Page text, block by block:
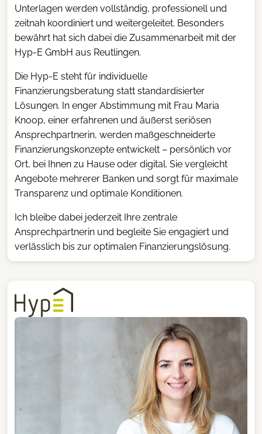
Unterlagen werden vollständig, professionell und
zeitnah koordiniert und weitergeleitet. Besonders
bewährt hat sich dabei die Zusammenarbeit mit der
Hyp-E GmbH aus Reutlingen.
Die Hyp-E steht für individuelle
Finanzierungsberatung statt standardisierter
Lösungen. In enger Abstimmung mit Frau Maria
Knoop, einer erfahrenen und äußerst seriösen
Ansprechpartnerin, werden maßgeschneiderte
Finanzierungskonzepte entwickelt – persönlich vor
Ort, bei Ihnen zu Hause oder digital. Sie vergleicht
Angebote mehrerer Banken und sorgt für maximale
Transparenz und optimale Konditionen.
Ich bleibe dabei jederzeit Ihre zentrale
Ansprechpartnerin und begleite Sie engagiert und
verlässlich bis zur optimalen Finanzierungslösung.